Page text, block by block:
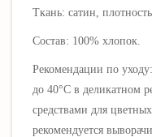
Ткань: сатин,
Состав: 100% хлопок.
Рекомендации по
до 40°C в деликатном
средствами для
рекомендуется